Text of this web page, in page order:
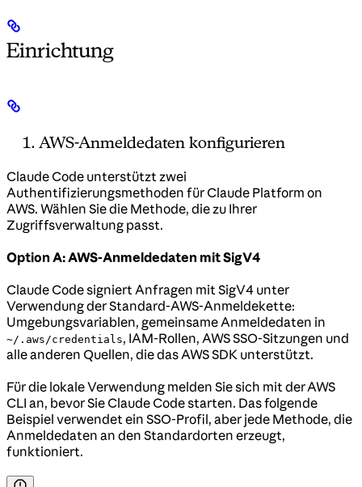
Einrichtung
AWS-Anmeldedaten konfigurieren
Claude Code unterstützt zwei
Authentifizierungsmethoden für Claude Platform on
AWS. Wählen Sie die Methode, die zu Ihrer
Zugriffsverwaltung passt.
Option A: AWS-Anmeldedaten mit SigV4
Claude Code signiert Anfragen mit SigV4 unter
Verwendung der Standard-AWS-Anmeldekette:
Umgebungsvariablen, gemeinsame Anmeldedaten in
~/.aws/credentials, IAM-Rollen, AWS SSO-Sitzungen und
alle anderen Quellen, die das AWS SDK unterstützt.
Für die lokale Verwendung melden Sie sich mit der AWS
CLI an, bevor Sie Claude Code starten. Das folgende
Beispiel verwendet ein SSO-Profil, aber jede Methode, die
Anmeldedaten an den Standardorten erzeugt,
funktioniert.